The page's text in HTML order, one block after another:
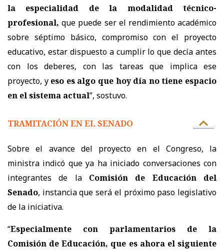
la especialidad de la modalidad técnico-
profesional,que puede ser el rendimiento académico
sobre séptimo básico, compromiso con el proyecto
educativo, estar dispuesto a cumplir lo que decía antes
con los deberes, con las tareas que implica ese
proyecto, yeso es algo que hoy día no tiene espacio
en el sistema actual”, sostuvo.
TRAMITACIÓN EN EL SENADO
Sobre el avance del proyecto en el Congreso, la
ministra indicó que ya ha iniciado conversaciones con
integrantes de la Comisión de Educación del
Senado, instancia que será el próximo paso legislativo
de la iniciativa.
“Especialmente con parlamentarios de la
Comisión de Educación, que es ahora el siguiente